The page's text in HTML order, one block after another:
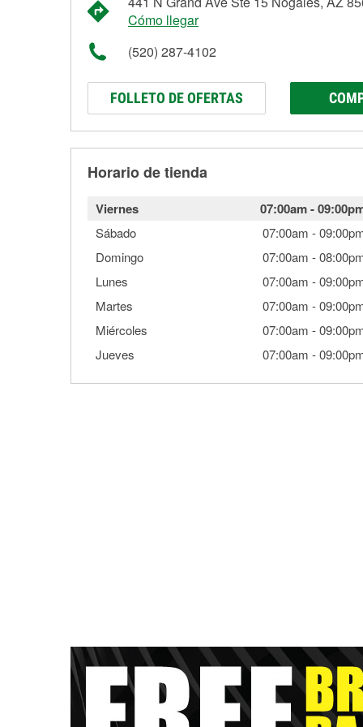
Cómo llegar
(520) 287-4102
FOLLETO DE OFERTAS
Horario de tienda
Viernes 07:00am-
Sábado 07:00am -
Domingo
07:00am -
Lunes
07:00am -
Martes
07:00am -
Miércoles
07:00am -
Jueves
07:00am -